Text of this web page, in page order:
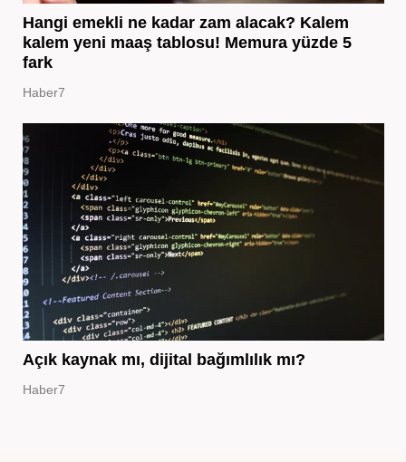
Hangi emekli ne kadar zam alacak? Kalem
kalem yeni maaş tablosu! Memura yüzde 5
fark
Haber7
Açık kaynak mı, dijital bağımlılık mı?
Haber7